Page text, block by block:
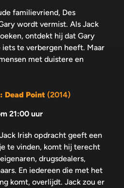
familievriend, Des
wordt vermist. Als Jack
ontdekt hij dat Gary
iets te verbergen heeft. Maar
met duistere en
Dead Point (2014)
21:00 uur
Irish opdracht geeft een
te vinden, komt hij terecht
drugsdealers,
En iedereen die met het
komt, overlijdt. Jack zou er